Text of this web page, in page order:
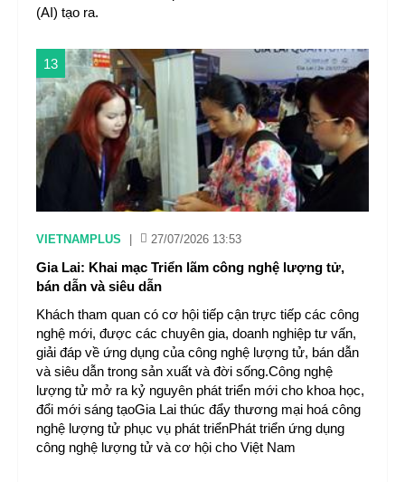
(AI) tạo ra.
13
VIETNAMPLUS 27/07/2026 13:53
Gia Lai: Khai mạc Triển lãm công nghệ lượng tử,
bán dẫn và siêu dẫn
Khách tham quan có cơ hội tiếp cận trực tiếp các công
nghệ mới, được các chuyên gia, doanh nghiệp tư vấn,
giải đáp về ứng dụng của công nghệ lượng tử, bán dẫn
và siêu dẫn trong sản xuất và đời sống.Công nghệ
lượng tử mở ra kỷ nguyên phát triển mới cho khoa học,
đổi mới sáng tạoGia Lai thúc đẩy thương mại hoá công
nghệ lượng tử phục vụ phát triểnPhát triển ứng dụng
công nghệ lượng tử và cơ hội cho Việt Nam